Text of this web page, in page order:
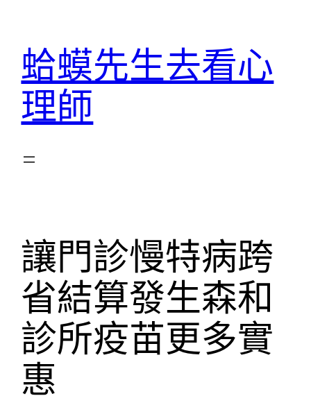
蛤蟆先生去看心
理師
讓門診慢特病跨
省結算發生森和
診所疫苗更多實
惠